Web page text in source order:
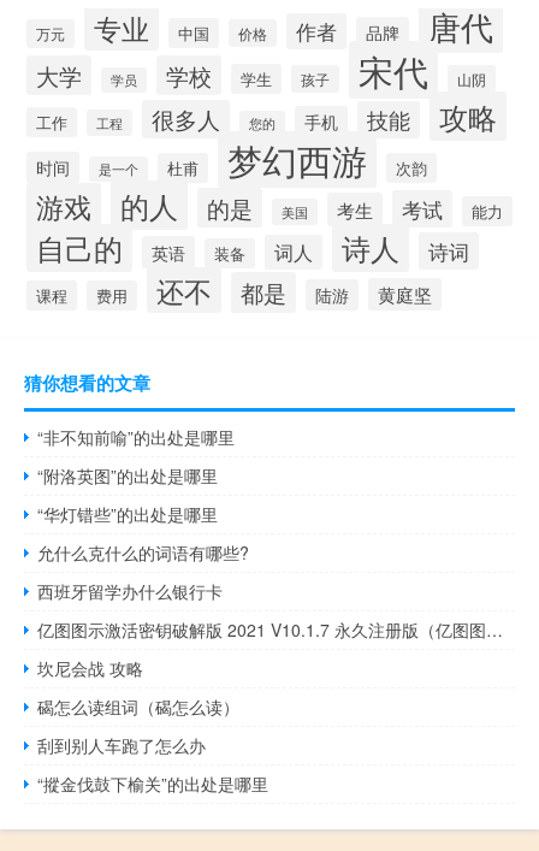
万元 专业 中国 价格 作者 品牌 唐代
大学 学员 学校 学生 孩子 宋代 山阴
工作 工程 很多人 您的 手机 技能 攻略
时间 是一个 杜甫 梦幻西游 次韵
游戏 的人 的是 美国 考生 考试 能力
自己的 英语 装备 词人 诗人 诗词
课程 费用 还不 都是 陆游 黄庭坚
猜你想看的文章
“非不知前喻”的出处是哪里
“附洛英图”的出处是哪里
“华灯错些”的出处是哪里
允什么克什么的词语有哪些?
西班牙留学办什么银行卡
亿图图示激活密钥破解版 2021 V10.1.7 永久注册版（亿图图示激活密钥破解版 2021 V10.1.7 永久注册版功能简介）
坎尼会战 攻略
碣怎么读组词（碣怎么读）
刮到别人车跑了怎么办
“摐金伐鼓下榆关”的出处是哪里